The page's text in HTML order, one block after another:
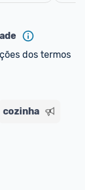
ajuda da
os
Promobit.
dos termos
cozinha